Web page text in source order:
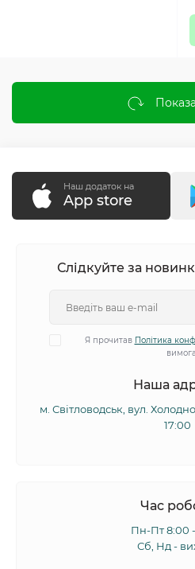
Наш додаток на
App store
Слідкуйте за
Я прочитав Політика
Наша
м. Світловодськ, вул.
17:00
Час
Пн-Пт 8:00
Сб, Нд -